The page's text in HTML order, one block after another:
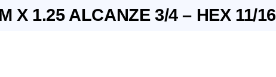
X 1.25 ALCANZE 3/4 – HEX 11/16